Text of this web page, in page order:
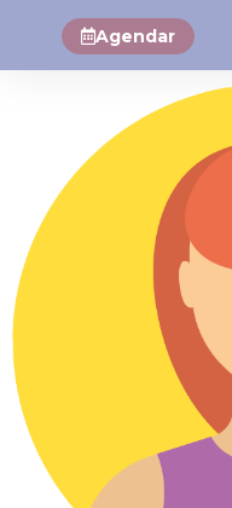
Agendar